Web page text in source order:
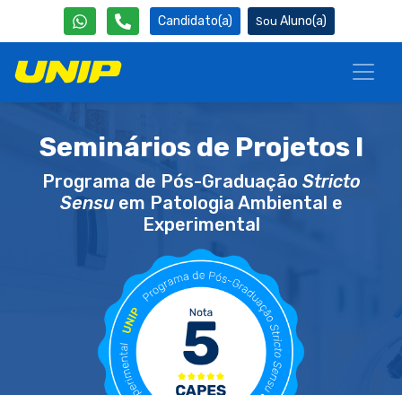
Candidato(a) Aluno(a)
Seminários de Projetos I
Programa de Pós-Graduação Stricto
Sensuem Patologia Ambiental e
Experimental